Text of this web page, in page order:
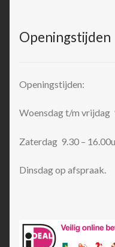
Openingstijden
Openingstijden:
Woensdag t/m vrijdag
Zaterdag 9.30 –
Dinsdag op afspraak.